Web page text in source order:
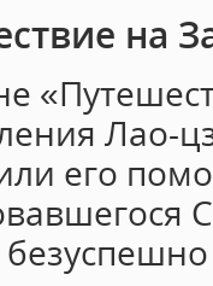
на
Лао-
его